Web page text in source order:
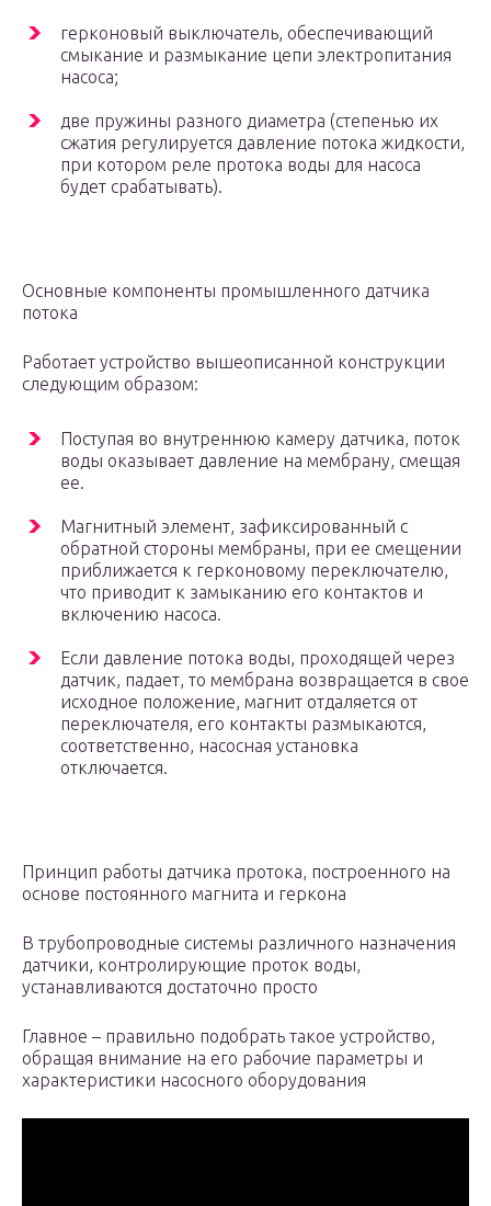
герконовый выключатель, обеспечивающий
смыкание и размыкание цепи электропитания
насоса;
две пружины разного диаметра (степенью их
сжатия регулируется давление потока жидкости,
при котором реле протока воды для насоса
будет срабатывать).
Основные компоненты промышленного датчика
потока
Работает устройство вышеописанной конструкции
следующим образом:
Поступая во внутреннюю камеру датчика, поток
воды оказывает давление на мембрану, смещая
ее.
Магнитный элемент, зафиксированный с
обратной стороны мембраны, при ее смещении
приближается к герконовому переключателю,
что приводит к замыканию его контактов и
включению насоса.
Если давление потока воды, проходящей через
датчик, падает, то мембрана возвращается в свое
исходное положение, магнит отдаляется от
переключателя, его контакты размыкаются,
соответственно, насосная установка
отключается.
Принцип работы датчика протока, построенного на
основе постоянного магнита и геркона
В трубопроводные системы различного назначения
датчики, контролирующие проток воды,
устанавливаются достаточно просто
Главное – правильно подобрать такое устройство,
обращая внимание на его рабочие параметры и
характеристики насосного оборудования